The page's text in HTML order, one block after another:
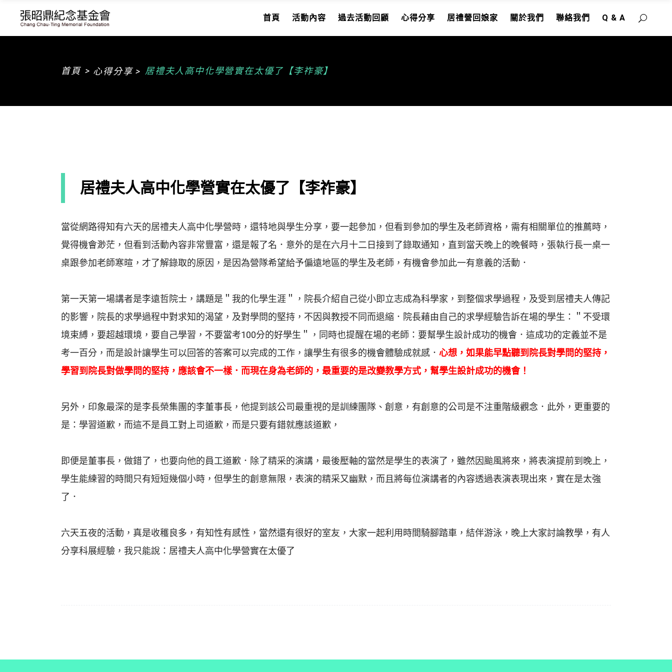
首頁 活動內容 過去活動回顧 心得分享 居禮營回娘家 關於我們 聯絡我們 Q & A
首頁 > 心得分享 > 居禮夫人高中化學營實在太優了【李祚豪】
居禮夫人高中化學營實在太優了【李祚豪】
當從網路得知有六天的居禮夫人高中化學營時，還特地與學生分享，要一起參加，但看到參加的學生及老師資格，需有相關單位的推薦時，
覺得機會渺茫，但看到活動內容非常豐富，還是報了名．意外的是在六月十二日接到了錄取通知，直到當天晚上的晚餐時，張執行長一桌一
桌跟參加老師寒暄，才了解錄取的原因，是因為營隊希望給予偏遠地區的學生及老師，有機會參加此一有意義的活動．
第一天第一場講者是李遠哲院士，講題是＂我的化學生涯＂，院長介紹自己從小即立志成為科學家，到整個求學過程，及受到居禮夫人傳記
的影響，院長的求學過程中對求知的渴望，及對學問的堅持，不因與教授不同而退縮．院長藉由自己的求學經驗告訴在場的學生：＂不受環
境束縛，要超越環境，要自己學習，不要當考100分的好學生＂，同時也提醒在場的老師：要幫學生設計成功的機會．這成功的定義並不是
考一百分，而是設計讓學生可以回答的答案可以完成的工作，讓學生有很多的機會體驗成就感． 心想，如果能早點聽到院長對學問的堅持，
學習到院長對做學問的堅持，應該會不一樣．而現在身為老師的，最重要的是改變教學方式，幫學生設計成功的機會！
另外，印象最深的是李長榮集團的李董事長，他提到該公司最重視的是訓練團隊、創意，有創意的公司是不注重階級觀念．此外，更重要的
是：學習道歉，而這不是員工對上司道歉，而是只要有錯就應該道歉，
即便是董事長，做錯了，也要向他的員工道歉．除了精采的演講，最後壓軸的當然是學生的表演了，雖然因颱風將來，將表演提前到晚上，
學生能練習的時間只有短短幾個小時，但學生的創意無限，表演的精采又幽默，而且將每位演講者的內容透過表演表現出來，實在是太強
了．
六天五夜的活動，真是收穫良多，有知性有感性，當然還有很好的室友，大家一起利用時間騎腳踏車，結伴游泳，晚上大家討論教學，有人
分享科展經驗，我只能說：居禮夫人高中化學營實在太優了